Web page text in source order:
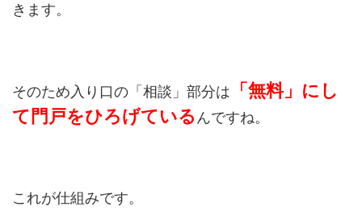
きます。
そのため入り口の「相談」部分は
「無料」にし
て門戸をひろげている んですね。
これが仕組みです。